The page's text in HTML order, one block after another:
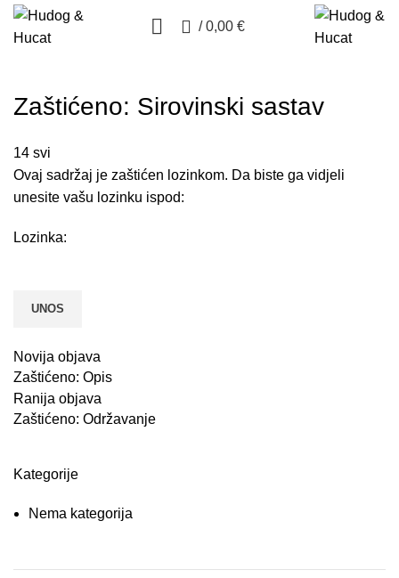
/ 0,00 €
Zaštićeno: Sirovinski sastav
14 svi
Ovaj sadržaj je zaštićen lozinkom. Da biste ga vidjeli
unesite vašu lozinku ispod:
Lozinka:
Novija objava
Zaštićeno: Opis
Ranija objava
Zaštićeno: Održavanje
Kategorije
Nema kategorija